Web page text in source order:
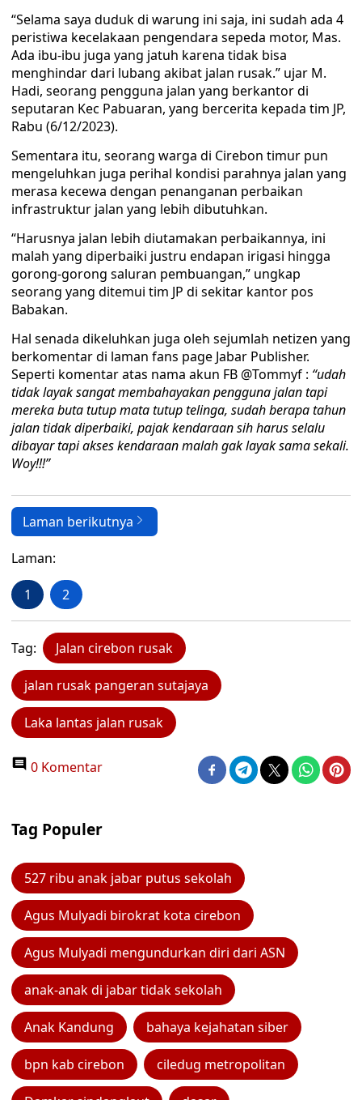
“Selama saya duduk di warung ini saja, ini sudah ada 4
peristiwa kecelakaan pengendara sepeda motor, Mas.
Ada ibu-ibu juga yang jatuh karena tidak bisa
menghindar dari lubang akibat jalan rusak.” ujar M.
Hadi, seorang pengguna jalan yang berkantor di
seputaran Kec Pabuaran, yang bercerita kepada tim JP,
Rabu (6/12/2023).
Sementara itu, seorang warga di Cirebon timur pun
mengeluhkan juga perihal kondisi parahnya jalan yang
merasa kecewa dengan penanganan perbaikan
infrastruktur jalan yang lebih dibutuhkan.
“Harusnya jalan lebih diutamakan perbaikannya, ini
malah yang diperbaiki justru endapan irigasi hingga
gorong-gorong saluran pembuangan,” ungkap
seorang yang ditemui tim JP di sekitar kantor pos
Babakan.
Hal senada dikeluhkan juga oleh sejumlah netizen yang
berkomentar di laman fans page Jabar Publisher.
Seperti komentar atas nama akun FB @Tommyf : “udah
tidak layak sangat membahayakan pengguna jalan tapi
mereka buta tutup mata tutup telinga, sudah berapa tahun
jalan tidak diperbaiki, pajak kendaraan sih harus selalu
dibayar tapi akses kendaraan malah gak layak sama sekali.
Woy!!!”
Laman berikutnya
Laman:
1 2
Tag: Jalan cirebon rusak
jalan rusak pangeran sutajaya
Laka lantas jalan rusak
0 Komentar
Tag Populer
527 ribu anak jabar putus sekolah
Agus Mulyadi birokrat kota cirebon
Agus Mulyadi mengundurkan diri dari ASN
anak-anak di jabar tidak sekolah
Anak Kandung bahaya kejahatan siber
bpn kab cirebon ciledug metropolitan